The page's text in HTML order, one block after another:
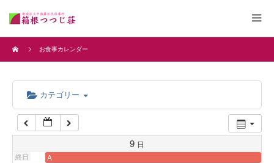
お食事カレンダー
カテゴリー
9 日
終日 A
4:00 AM
6:00 AM
7:00 AM